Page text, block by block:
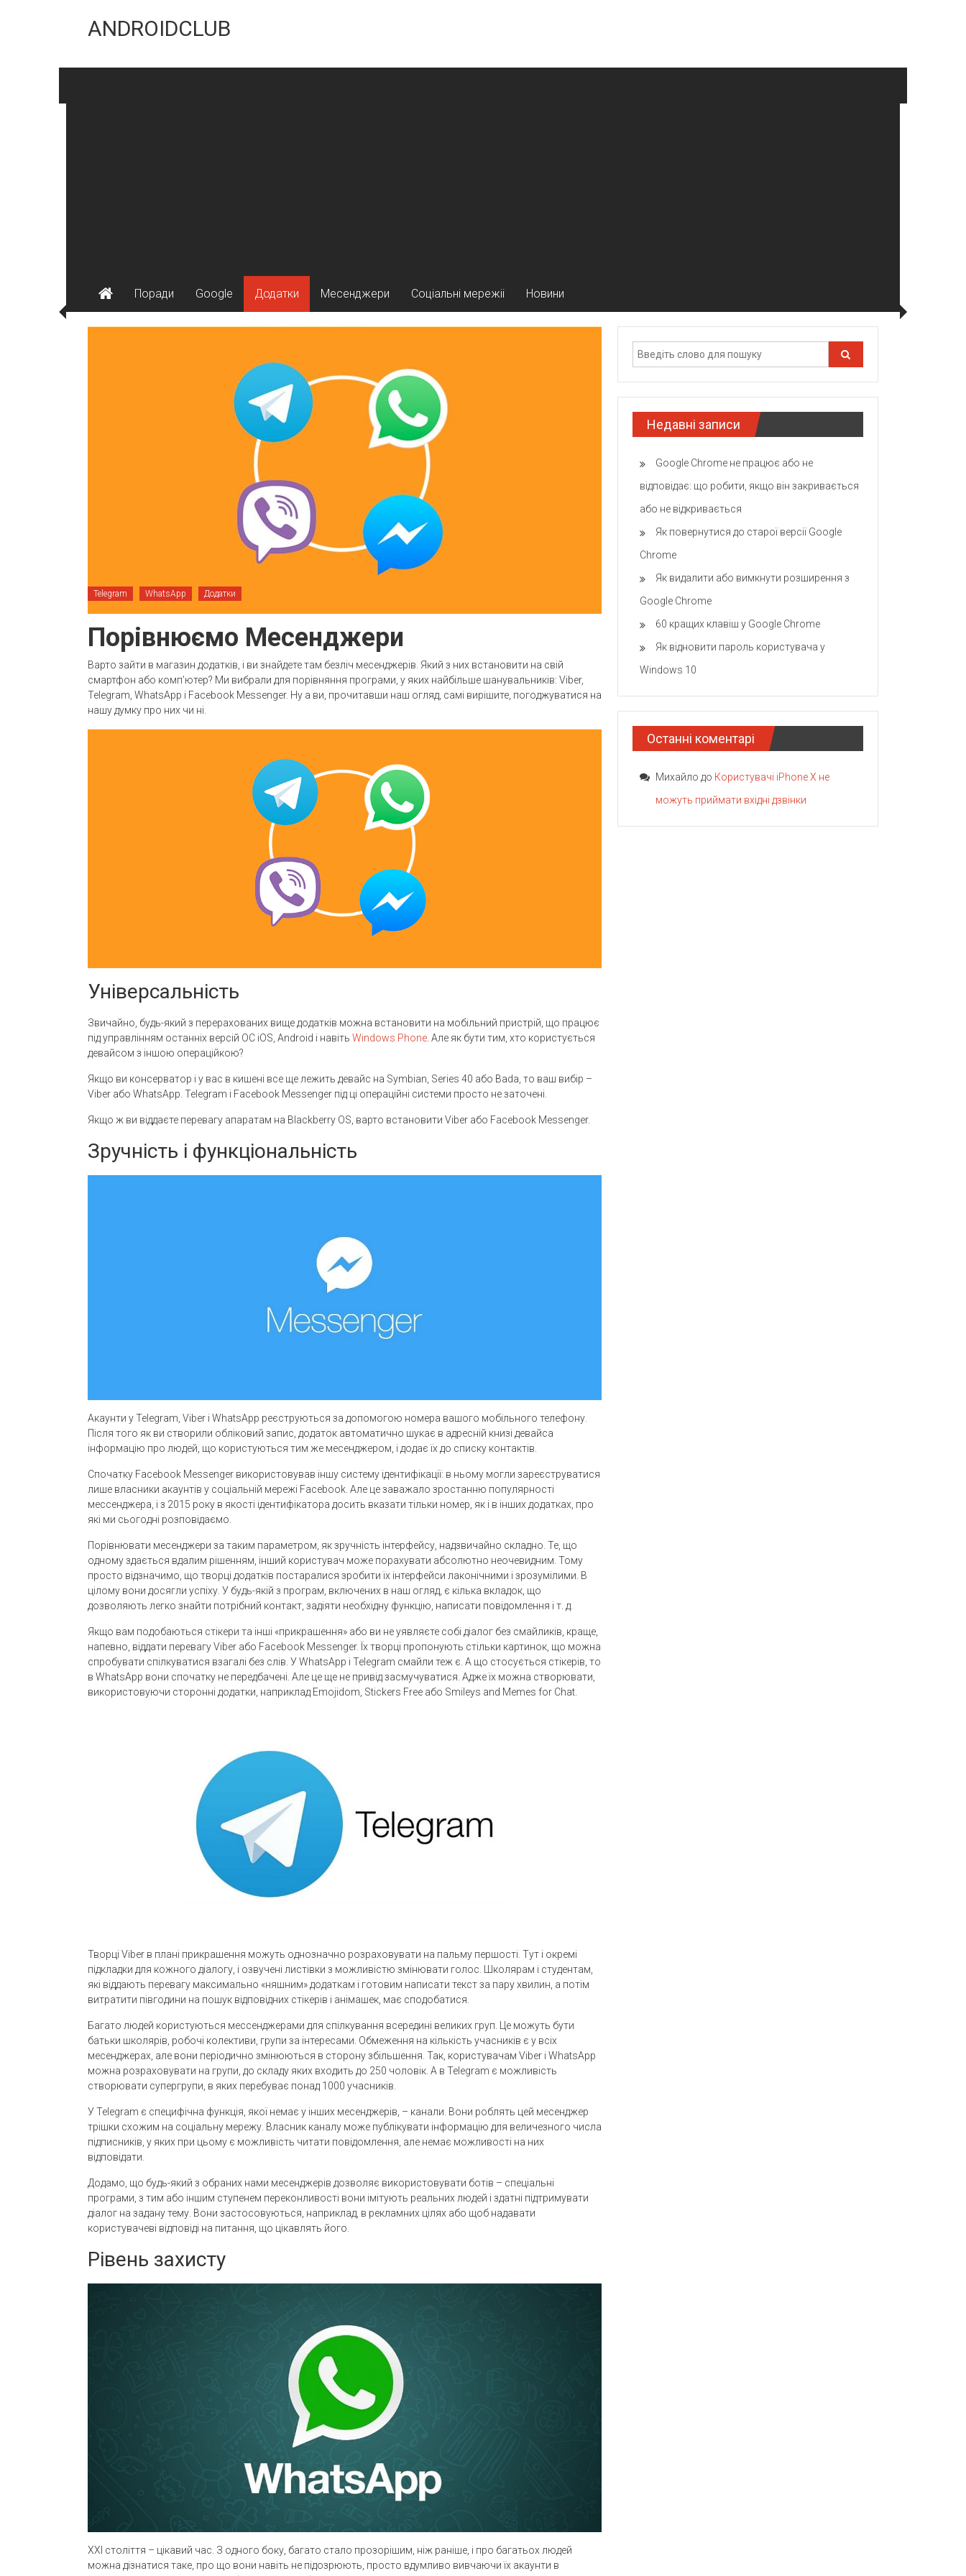
contentANDROIDCLUB
Поради Google Додатки Месенджери Соціальні мережіі Новини
Telegram WhatsApp Додатки
Порівнюємо Месенджери
Варто зайти в магазин додатків, і ви знайдете там безліч месенджерів. Який з них встановити на свій
смартфон або комп’ютер? Ми вибрали для порівняння програми, у яких найбільше шанувальників: Viber,
Telegram, WhatsApp і Facebook Messenger. Ну а ви, прочитавши наш огляд, самі вирішите, погоджуватися на
нашу думку про них чи ні.
Універсальність
Звичайно, будь-який з перерахованих вище додатків можна встановити на мобільний пристрій, що працює
під управлінням останніх версій ОС iOS, Android і навіть Windows Phone . Але як бути тим, хто користується
девайсом з іншою операційкою?
Якщо ви консерватор і у вас в кишені все ще лежить девайс на Symbian, Series 40 або Bada, то ваш вибір –
Viber або WhatsApp. Telegram і Facebook Messenger під ці операційні системи просто не заточені.
Якщо ж ви віддаєте перевагу апаратам на Blackberry OS, варто встановити Viber або Facebook Messenger.
Зручність і функціональність
Акаунти у Telegram, Viber і WhatsApp реєструються за допомогою номера вашого мобільного телефону.
Після того як ви створили обліковий запис, додаток автоматично шукає в адресній книзі девайса
інформацію про людей, що користуються тим же месенджером, і додає їх до списку контактів.
Спочатку Facebook Messenger використовував іншу систему ідентифікації: в ньому могли зареєструватися
лише власники акаунтів у соціальній мережі Facebook. Але це заважало зростанню популярності
мессенджера, і з 2015 року в якості ідентифікатора досить вказати тільки номер, як і в інших додатках, про
які ми сьогодні розповідаємо.
Порівнювати месенджери за таким параметром, як зручність інтерфейсу, надзвичайно складно. Те, що
одному здається вдалим рішенням, інший користувач може порахувати абсолютно неочевидним. Тому
просто відзначимо, що творці додатків постаралися зробити їх інтерфейси лаконічними і зрозумілими. В
цілому вони досягли успіху. У будь-якій з програм, включених в наш огляд, є кілька вкладок, що
дозволяють легко знайти потрібний контакт, задіяти необхідну функцію, написати повідомлення і т. д.
Якщо вам подобаються стікери та інші «прикрашення» або ви не уявляєте собі діалог без смайликів, краще,
напевно, віддати перевагу Viber або Facebook Messenger. Їх творці пропонують стільки картинок, що можна
спробувати спілкуватися взагалі без слів. У WhatsApp і Telegram смайли теж є. А що стосується стікерів, то
в WhatsApp вони спочатку не передбачені. Але це ще не привід засмучуватися. Адже їх можна створювати,
використовуючи сторонні додатки, наприклад Emojidom, Stickers Free або Smileys and Memes for Chat.
Творці Viber в плані прикрашення можуть однозначно розраховувати на пальму першості. Тут і окремі
підкладки для кожного діалогу, і озвучені листівки з можливістю змінювати голос. Школярам і студентам,
які віддають перевагу максимально «няшним» додаткам і готовим написати текст за пару хвилин, а потім
витратити півгодини на пошук відповідних стікерів і анімашек, має сподобатися.
Багато людей користуються мессенджерами для спілкування всередині великих груп. Це можуть бути
батьки школярів, робочі колективи, групи за інтересами. Обмеження на кількість учасників є у всіх
месенджерах, але вони періодично змінюються в сторону збільшення. Так, користувачам Viber і WhatsApp
можна розраховувати на групи, до складу яких входить до 250 чоловік. А в Telegram є можливість
створювати супергрупи, в яких перебуває понад 1000 учасників.
У Telegram є специфічна функція, якої немає у інших месенджерів, – канали. Вони роблять цей месенджер
трішки схожим на соціальну мережу. Власник каналу може публікувати інформацію для величезного числа
підписників, у яких при цьому є можливість читати повідомлення, але немає можливості на них
відповідати.
Додамо, що будь-який з обраних нами месенджерів дозволяє використовувати ботів – спеціальні
програми, з тим або іншим ступенем переконливості вони імітують реальних людей і здатні підтримувати
діалог на задану тему. Вони застосовуються, наприклад, в рекламних цілях або щоб надавати
користувачеві відповіді на питання, що цікавлять його.
Рівень захисту
XXI століття – цікавий час. З одного боку, багато стало прозорішим, ніж раніше, і про багатьох людей
можна дізнатися таке, про що вони навіть не підозрюють, просто вдумливо вивчаючи їх акаунти в
Недавні записи
Google Chrome не працює або не
відповідає: що робити, якщо він закривається
або не відкривається
Як повернутися до старої версії Google
Chrome
Як видалити або вимкнути розширення з
Google Chrome
60 кращих клавіш у Google Chrome
Як відновити пароль користувача у
Windows 10
Останні коментарі
Михайло до Користувачі iPhone X не
можуть приймати вхідні дзвінки